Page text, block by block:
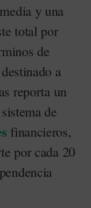
y una
total por
de
a
reporta un
de
financieros,
por cada 20